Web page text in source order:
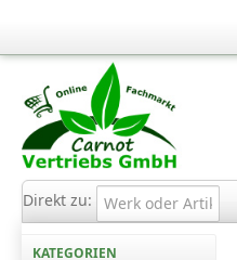
Direkt zu:
KATEGORIEN